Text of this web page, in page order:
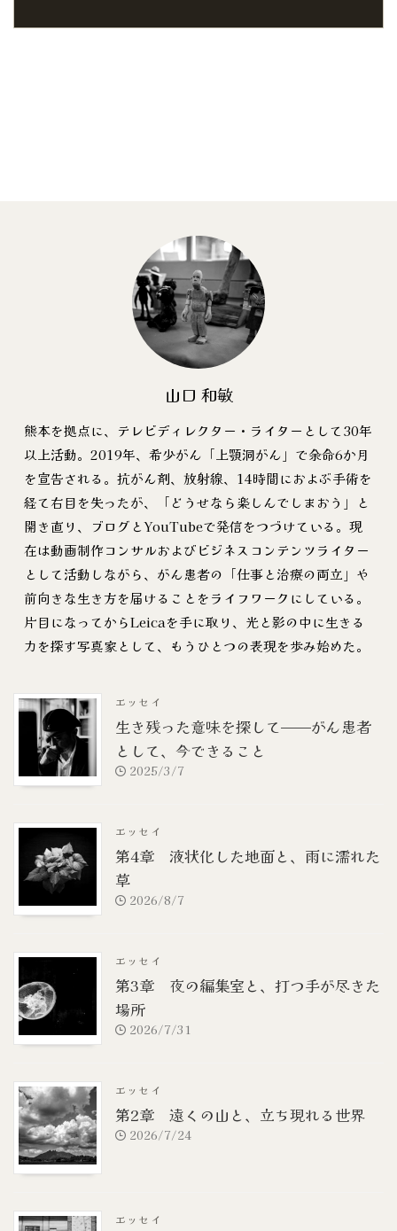
山口 和敏
熊本を拠点に、テレビディレクター・ライターとして30年
以上活動。2019年、希少がん「上顎洞がん」で余命6か月
を宣告される。抗がん剤、放射線、14時間におよぶ手術を
経て右目を失ったが、「どうせなら楽しんでしまおう」と
開き直り、ブログとYouTubeで発信をつづけている。現
在は動画制作コンサルおよびビジネスコンテンツライター
として活動しながら、がん患者の「仕事と治療の両立」や
前向きな生き方を届けることをライフワークにしている。
片目になってからLeicaを手に取り、光と影の中に生きる
力を探す写真家として、もうひとつの表現を歩み始めた。
エッセイ
生き残った意味を探して——がん患者
として、今できること
2025/3/7
エッセイ
第4章 液状化した地面と、雨に濡れた
草
2026/8/7
エッセイ
第3章 夜の編集室と、打つ手が尽きた
場所
2026/7/31
エッセイ
第2章 遠くの山と、立ち現れる世界
2026/7/24
エッセイ